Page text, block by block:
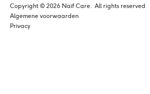
Copyright © 2026 Naïf Care. All rights reserved
Algemene voorwaarden
Privacy